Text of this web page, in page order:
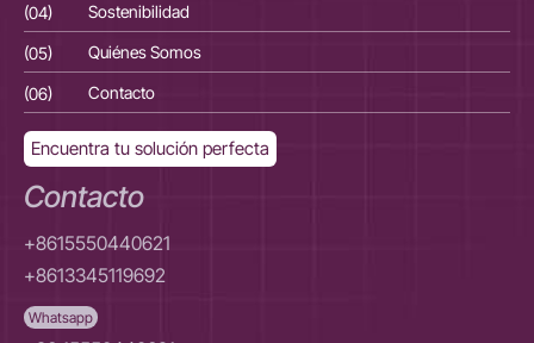
(04)
Sostenibilidad
(05)
Quiénes Somos
(06)
Contacto
Encuentra tu solución perfecta
Contacto
+8615550440621
+8613345119692
Whatsapp